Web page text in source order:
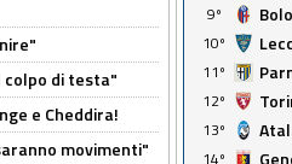
colpo di testa"
e Cheddira!
movimenti"
9º
10º
11º
12º
13º
14º